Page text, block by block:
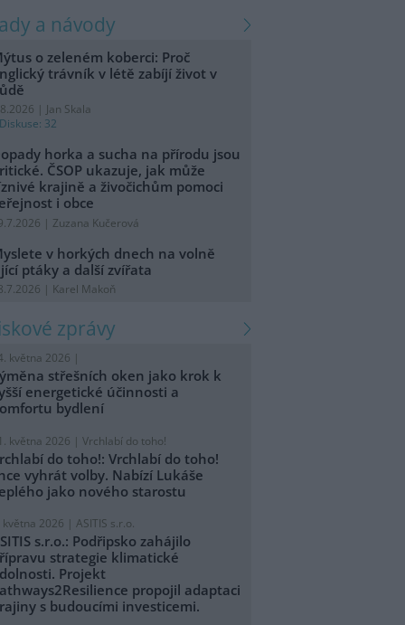
a návody
o zeleném koberci: Proč
trávník v létě zabíjí život v
| Jan Skala
Diskuse: 32
horka a sucha na přírodu jsou
ČSOP ukazuje, jak může
krajině a živočichům pomoci
i obce
| Zuzana Kučerová
v horkých dnech na volně
ptáky a další zvířata
| Karel Makoň
zprávy
května 2026 |
střešních oken jako krok k
energetické účinnosti a
bydlení
května 2026 | Vrchlabí do toho!
do toho!: Vrchlabí do toho!
vyhrát volby. Nabízí Lukáše
jako nového starostu
května 2026 | ASITIS s.r.o.
s.r.o.: Podřipsko zahájilo
strategie klimatické
Projekt
propojil adaptaci
s budoucími investicemi.